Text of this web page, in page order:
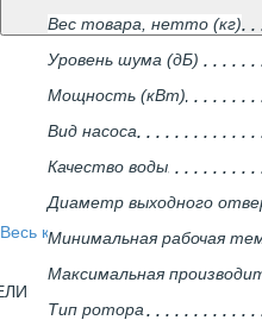
Весь каталог
Вес товара, нетто (кг)
Уровень шума (дБ)
Мощность (кВт)
Вид насоса
Качество воды
Диаметр выходного
Минимальная рабочая
Максимальная
Тип ротора